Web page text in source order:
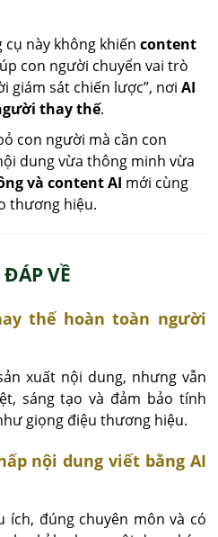
cụ này không khiếncontent
con người chuyển vai trò
giám sát chiến lược”, nơiAI
thay thế.
con người mà cần con
dung vừa thông minh vừa
và content AI mới cùng
thương hiệu.
VỀ
thế hoàn toàn người
xuất nội dung, nhưng vẫn
sáng tạo và đảm bảo tính
giọng điệu thương hiệu.
nội dung viết bằng AI
ích, đúng chuyên môn và có